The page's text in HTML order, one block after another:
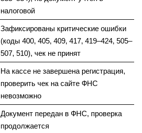
налоговой
Зафиксированы критические ошибки
(коды 400, 405, 409, 417, 419–424, 505–
507, 510), чек не принят
На кассе не завершена регистрация,
проверить чек на сайте ФНС
невозможно
Документ передан в ФНС, проверка
продолжается